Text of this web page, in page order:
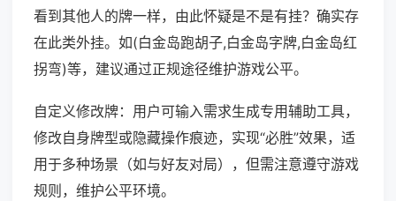
看到其他人的牌一样，由此怀疑是不是有挂？确实存
在此类外挂。如(白金岛跑胡子,白金岛字牌,白金岛红
拐弯)等，建议通过正规途径维护游戏公平。
自定义修改牌：用户可输入需求生成专用辅助工具，
修改自身牌型或隐藏操作痕迹，实现“必胜”效果，适
用于多种场景（如与好友对局），但需注意遵守游戏
规则，维护公平环境。